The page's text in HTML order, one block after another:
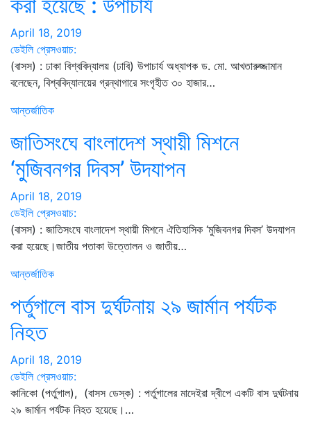
April 18, 2019
ডেইলি প্রেসওয়াচ:
(বাসস) : ঢাকা বিশ্ববিদ্যালয় (ঢাবি) উপাচার্য অধ্যাপক ড. মো. আখতারুজ্জামান
বলেছেন, বিশ্ববিদ্যালয়ের গ্রন্থাগারে সংগৃহীত ৩০ হাজার…
আন্তর্জাতিক
জাতিসংঘে বাংলাদেশ স্থায়ী মিশনে
‘মুজিবনগর দিবস’ উদযাপন
April 18, 2019
ডেইলি প্রেসওয়াচ:
(বাসস) : জাতিসংঘে বাংলাদেশ স্থায়ী মিশনে ঐতিহাসিক ‘মুজিবনগর দিবস’ উদযাপন
করা হয়েছে।জাতীয় পতাকা উত্তোলন ও জাতীয়…
আন্তর্জাতিক
পর্তুগালে বাস দুর্ঘটনায় ২৯ জার্মান পর্যটক
নিহত
April 18, 2019
ডেইলি প্রেসওয়াচ:
কানিকো (পর্তুগাল), (বাসস ডেস্ক) : পর্তুগালের মাদেইরা দ্বীপে একটি বাস দুর্ঘটনায়
২৯ জার্মান পর্যটক নিহত হয়েছে।…